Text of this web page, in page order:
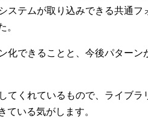
ステムが取り込みできる共通
。
できることと、今後パター
くれているもので、ライブ
いる気がします。